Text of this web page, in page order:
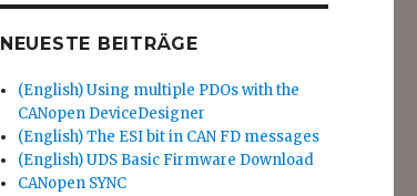
NEUESTE BEITRÄGE
(English) Using multiple PDOs with the
CANopen DeviceDesigner
(English) The ESI bit in CAN FD messages
(English) UDS Basic Firmware Download
CANopen SYNC